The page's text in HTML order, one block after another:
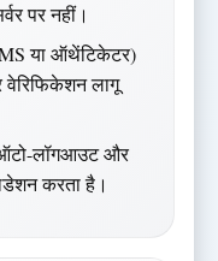
पर नहीं।
या ऑथेंटिकेटर)
वेरिफिकेशन लागू
ऑटो-लॉगआउट और
करता है।